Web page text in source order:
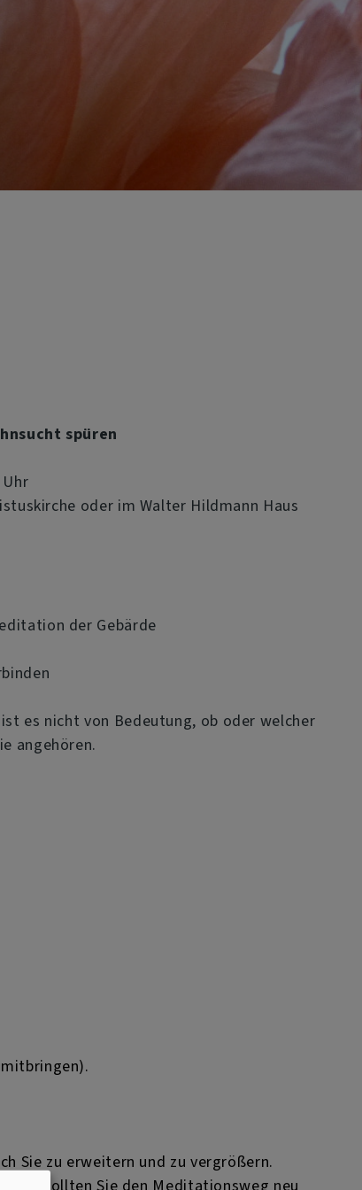
spüren
oder im Walter Hildmann Haus
der Gebärde
es nicht von Bedeutung, ob oder welcher
angehören.
Sie zu erweitern und zu vergrößern.